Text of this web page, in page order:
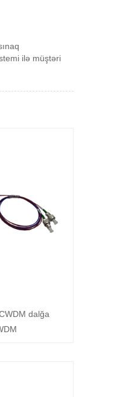
ilə müştəri
dalğa